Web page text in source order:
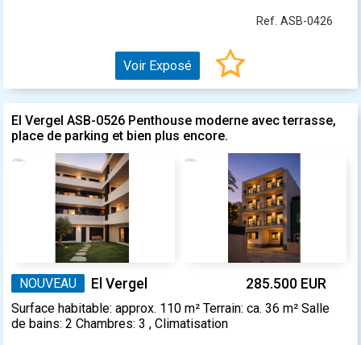
Ref. ASB-0426
Voir Exposé
El Vergel ASB-0526 Penthouse moderne avec terrasse,
place de parking et bien plus encore.
NOUVEAU El Vergel 285.500 EUR
Surface habitable: approx. 110 m² Terrain: ca. 36 m² Salle
de bains: 2 Chambres: 3 , Climatisation